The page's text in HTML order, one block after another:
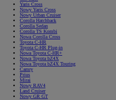
Yaris Cross
Nowy Yaris Cross
Nowy Urban Cruiser
Corolla Hatchback
Corolla Sedan
Corolla TS Kombi
Nowa Corolla Cross
Toyota C-HR
Toyota C-HR Plug-in
Nowa Toyota C-HR+
Nowa Toyota bZ4X
Nowa Toyota bZ4X Touring
Camry
Prius
Mirai
Nowy RAV4
Land Cruiser
Nowy GR GT